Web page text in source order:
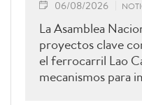
06/08/2026
La Asamblea
proyectos clave
el ferrocarril Lao
mecanismos para